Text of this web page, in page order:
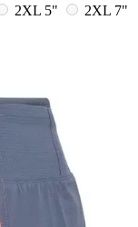
2XL 5"
2XL 7"